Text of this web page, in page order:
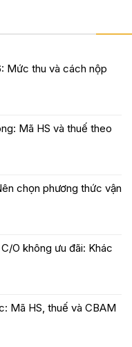
Mức thu và cách nộp
Mã HS và thuế theo
chọn phương thức vận
O không ưu đãi: Khác
Mã HS, thuế và CBAM